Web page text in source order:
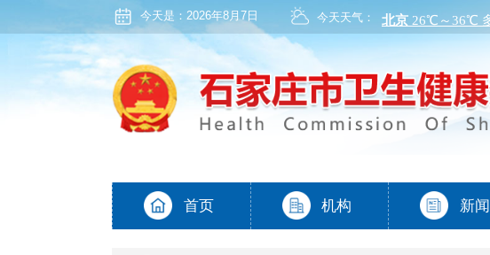
今天是： 2026年8月7日 今天天气：